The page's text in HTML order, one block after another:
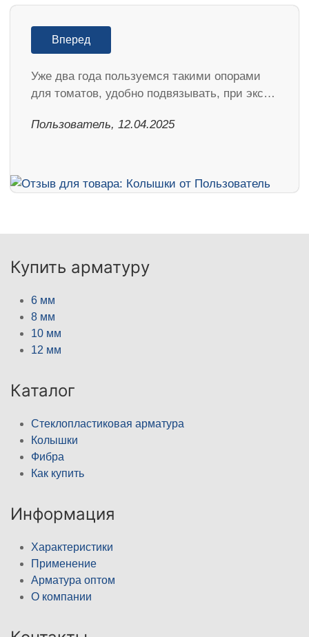
Вперед
Уже два года пользуемся такими опорами
для томатов, удобно подвязывать, при экс…
Пользователь, 12.04.2025
Купить арматуру
6 мм
8 мм
10 мм
12 мм
Каталог
Стеклопластиковая арматура
Колышки
Фибра
Как купить
Информация
Характеристики
Применение
Арматура оптом
О компании